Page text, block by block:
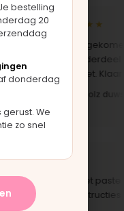
★★★★★
"Langsgekomen
het onderdeel
opgezet. Klaar
Bas · Joolz
levering en het paste
Montage-instructies
bestelling
20
donderdag
We
zo snel